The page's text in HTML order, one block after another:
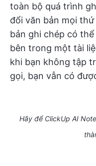
toàn bộ quá trình
đổi văn bản mọi
bản ghi chép có
bên trong một tài
khi bạn không tập
gọi, bạn vẫn có
Hãy để ClickUp AI